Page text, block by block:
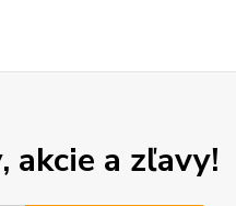
akcie a zľavy!